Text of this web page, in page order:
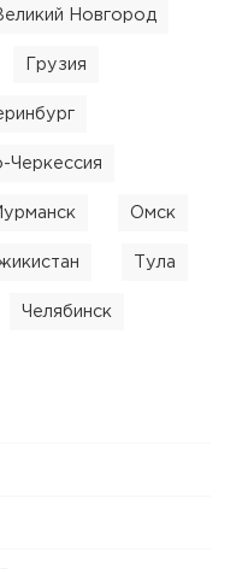
Новгород
Грузия
Черкессия
Омск
Тула
Челябинск